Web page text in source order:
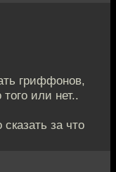
гриффонов,
или нет..
за что